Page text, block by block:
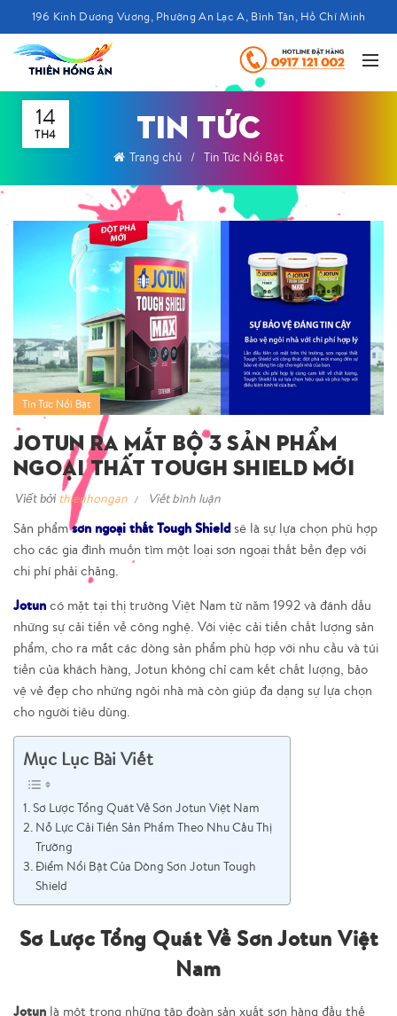
196 Kinh Dương Vương, Phường An Lạc A, Bình Tân, Hồ Chí Minh
TIN TỨC
Trang chủ Tin Tức Nổi Bật
14
TH4
Tin Tức Nổi Bật
Jotun Ra Mắt Bộ 3 Sản Phẩm
Ngoại Thất Tough Shield Mới
Viết bởi thienhongan Viết bình luận
Sản phẩmsơn ngoại thất Tough Shieldsẽ là sự lựa chọn phù hợp
cho các gia đình muốn tìm một loại sơn ngoại thất bền đẹp với
chi phí phải chăng.
Jotun có mặt tại thị trường Việt Nam từ năm 1992 và đánh dấu
những sự cải tiến về công nghệ. Với việc cải tiến chất lượng sản
phẩm, cho ra mắt các dòng sản phẩm phù hợp với nhu cầu và túi
tiền của khách hàng, Jotun không chỉ cam kết chất lượng, bảo
vệ vẻ đẹp cho những ngôi nhà mà còn giúp đa dạng sự lựa chọn
cho người tiêu dùng.
Mục Lục Bài Viết
Sơ Lược Tổng Quát Về Sơn Jotun Việt Nam
Nỗ Lực Cải Tiến Sản Phẩm Theo Nhu Cầu Thị
Trường
Điểm Nổi Bật Của Dòng Sơn Jotun Tough
Shield
Sơ Lược Tổng Quát Về Sơn Jotun Việt
Nam
Jotun là một trong những tập đoàn sản xuất sơn hàng đầu thế